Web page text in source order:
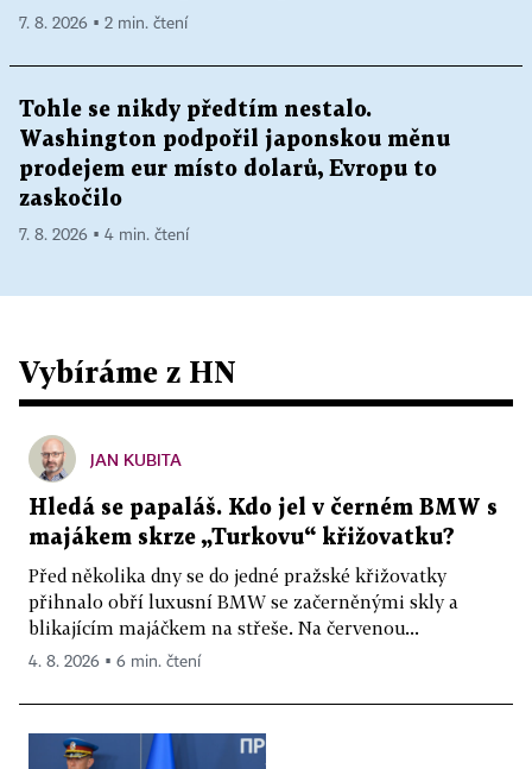
7. 8. 2026 ▪ 2 min. čtení
Tohle se nikdy předtím nestalo.
Washington podpořil japonskou měnu
prodejem eur místo dolarů, Evropu to
zaskočilo
7. 8. 2026 ▪ 4 min. čtení
Vybíráme z HN
JAN KUBITA
Hledá se papaláš. Kdo jel v černém BMW s
majákem skrze „Turkovu“ křižovatku?
Před několika dny se do jedné pražské křižovatky
přihnalo obří luxusní BMW se začerněnými skly a
blikajícím majáčkem na střeše. Na červenou...
4. 8. 2026 ▪ 6 min. čtení